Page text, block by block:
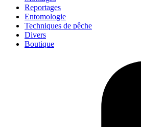
Reportages
Entomologie
Techniques de pêche
Divers
Boutique